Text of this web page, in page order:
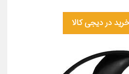
در دیجی کالا